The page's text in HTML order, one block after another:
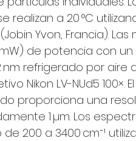
realizan a 20 °C
Yvon, Francia).
mW) de potencia con
nm refrigerado por aire
Nikon LV-NUd5 100×.
proporciona una
1 µm. Los
200 a 3400 cm⁻¹